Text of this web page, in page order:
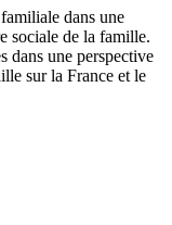
dans une
sociale de la famille.
dans une perspective
sur la France et le